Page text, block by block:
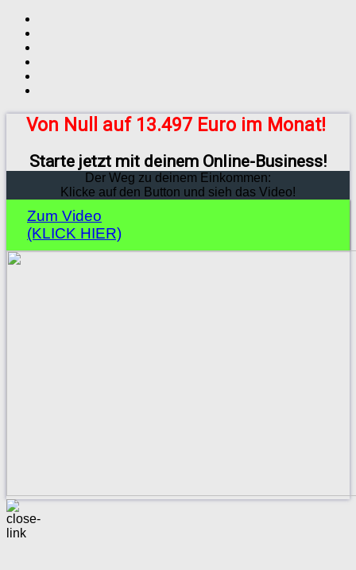
Von Null auf 13.497 Euro im Monat!
Starte jetzt mit deinem Online-Business!
Der Weg zu deinem Einkommen:
Klicke auf den Button und sieh das Video!
Zum Video
(KLICK HIER)